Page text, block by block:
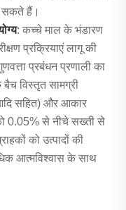
सकते हैं।
: कच्चे माल के भंडारण
प्रक्रियाएं लागू की
प्रबंधन प्रणाली का
विस्तृत सामग्री
सहित) और आकार
को 0.05% से नीचे सख्ती से
को उत्पादों की
आत्मविश्वास के साथ